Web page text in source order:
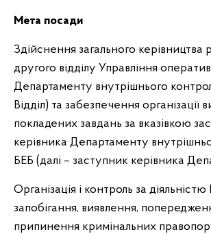
Мета посади
Здійснення загального керівництва
другого відділу Управління
Департаменту внутрішнього
Відділ) та забезпечення організації
покладених завдань за вказівкою
керівника Департаменту
БЕБ (далі – заступник керівника
Організація і контроль за діяльністю
запобігання, виявлення,
припинення кримінальних